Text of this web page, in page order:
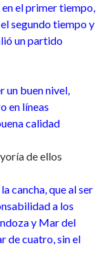
el primer tiempo,
segundo tiempo y
un partido
un buen nivel,
en líneas
calidad
de ellos
cancha, que al ser
a los
y Mar del
de cuatro, sin el